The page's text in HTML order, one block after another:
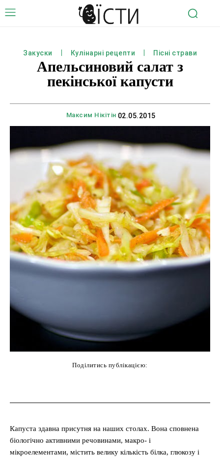
Закуски Кулінарні рецепти Пісні страви
Апельсиновий салат з
пекінської капусти
Максим Нікітін 02.05.2015
Поділитись публікацією:
Капуста здавна присутня на наших столах. Вона сповнена
біологічно активними речовинами, макро- і
мікроелементами, містить велику кількість білка, глюкозу і